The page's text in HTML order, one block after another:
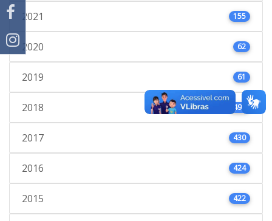
2021 155
2020 62
2019 61
2018 495
2017 430
2016 424
2015 422